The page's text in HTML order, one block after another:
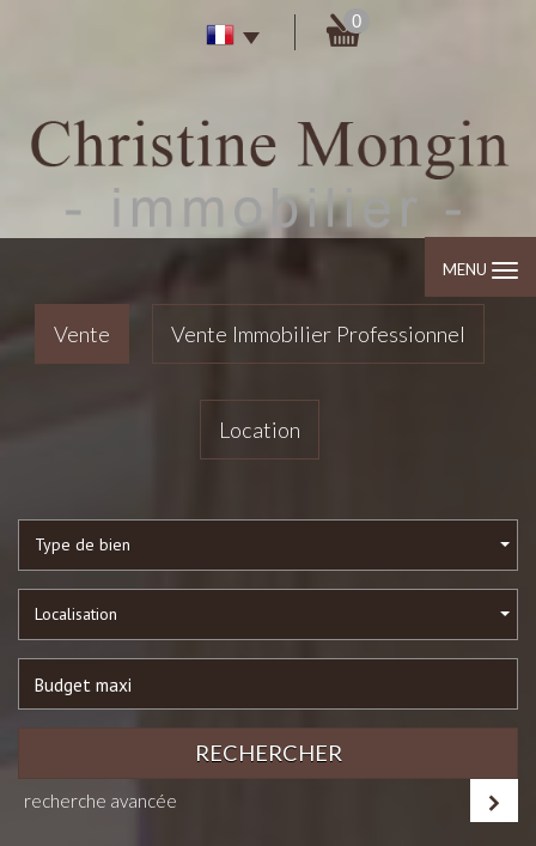
0
MENU
Vente Vente Immobilier Professionnel
Location
Type de bien
Localisation
RECHERCHER
recherche avancée